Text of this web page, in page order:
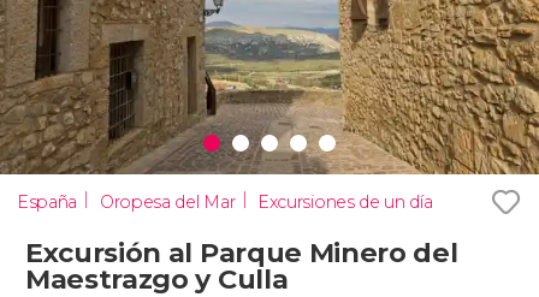
España Oropesa del Mar Excursiones de un día
Excursión al Parque Minero del
Maestrazgo y Culla